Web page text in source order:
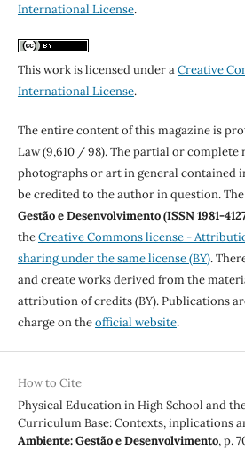
International License.
This work is licensed under aCreative
International License.
The entire content of this magazine is
Law (9,610 / 98). The partial or
photographs or art in general contained
be credited to the author in question.
Gestão e Desenvolvimento (ISSN 1981-
theCreative Commons license -
sharing under the same license (BY).
and create works derived from the
attribution of credits (BY). Publications
charge on theofficial website.
How to Cite
Physical Education in High School and
Curriculum Base: Contexts, inplications
Ambiente: Gestão e Desenvolvimento, p.